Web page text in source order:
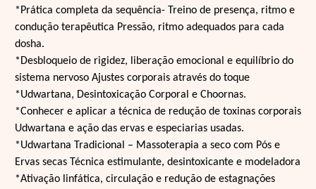
*Prática completa da sequência- Treino de presença, ritmo e
condução terapêutica Pressão, ritmo adequados para cada
dosha.
*Desbloqueio de rigidez, liberação emocional e equilíbrio do
sistema nervoso Ajustes corporais através do toque
*Udwartana, Desintoxicação Corporal e Choornas.
*Conhecer e aplicar a técnica de redução de toxinas corporais
Udwartana e ação das ervas e especiarias usadas.
*Udwartana Tradicional – Massoterapia a seco com Pós e
Ervas secas Técnica estimulante, desintoxicante e modeladora
*Ativação linfática, circulação e redução de estagnações